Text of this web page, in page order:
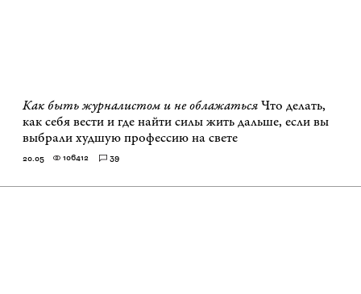
Как быть журналистом и не облажатьсяЧто делать,
как себя вести и где найти силы жить дальше, если вы
выбрали худшую профессию на свете
20.05 106412 39